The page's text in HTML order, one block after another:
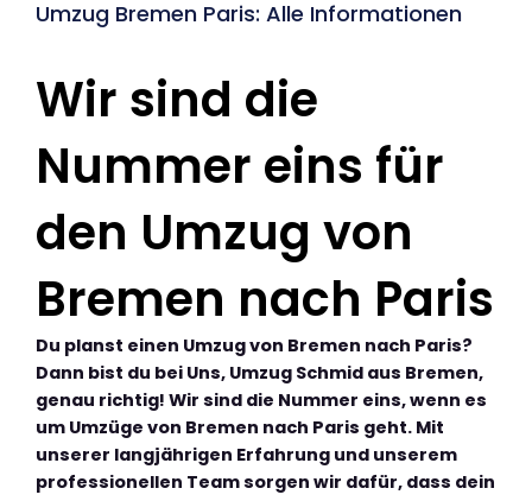
Umzug Bremen Paris: Alle Informationen
Wir sind die
Nummer eins für
den Umzug von
Bremen nach Paris
Du planst einen Umzug von Bremen nach Paris?
Dann bist du bei Uns, Umzug Schmid aus Bremen,
genau richtig! Wir sind die Nummer eins, wenn es
um Umzüge von Bremen nach Paris geht. Mit
unserer langjährigen Erfahrung und unserem
professionellen Team sorgen wir dafür, dass dein